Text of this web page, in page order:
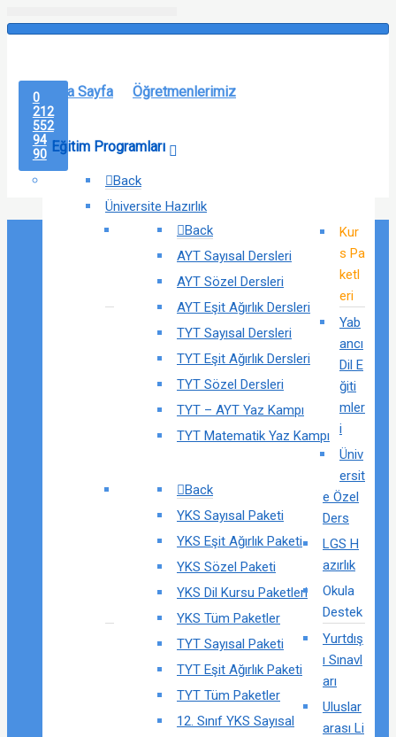
Ana Sayfa Öğretmenlerimiz
Eğitim Programları
Back
Üniversite Hazırlık
Back
AYT Sayısal Dersleri
AYT Sözel Dersleri
AYT Eşit Ağırlık Dersleri
TYT Sayısal Dersleri
TYT Eşit Ağırlık Dersleri
TYT Sözel Dersleri
TYT – AYT Yaz Kampı
TYT Matematik Yaz Kampı
Kur
s Pa
ketl
eri
Back
YKS Sayısal Paketi
YKS Eşit Ağırlık Paketi
YKS Sözel Paketi
YKS Dil Kursu Paketleri
YKS Tüm Paketler
TYT Sayısal Paketi
TYT Eşit Ağırlık Paketi
TYT Tüm Paketler
12. Sınıf YKS Sayısal
Yab
ancı
Dil E
ğiti
mler
i
Üniv
ersit
e Özel
Ders
LGS H
azırlık
Okula
Destek
Yurtdış
ı Sınavl
arı
Uluslar
arası Li
0
212
552
94
90